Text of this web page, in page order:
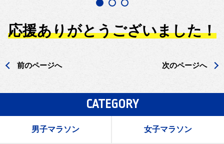
応援ありがとうございました！
前のページへ 次のページへ
CATEGORY
男子マラソン 女子マラソン